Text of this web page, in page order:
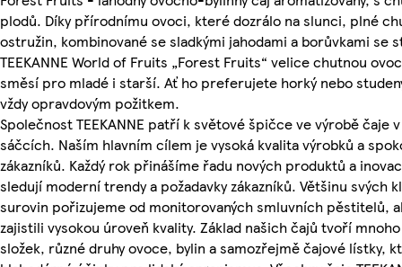
plodů. Díky přírodnímu ovoci, které dozrálo na slunci, plné
ostružin, kombinované se sladkými jahodami a borůvkami se
TEEKANNE World of Fruits „Forest Fruits“ velice chutnou
směsí pro mladé i starší. Ať ho preferujete horký nebo
vždy opravdovým požitkem.
Společnost TEEKANNE patří k světové špičce ve výrobě čaje
sáčcích. Naším hlavním cílem je vysoká kvalita výrobků a
zákazníků. Každý rok přinášíme řadu nových produktů a
sledují moderní trendy a požadavky zákazníků. Většinu svých
surovin pořizujeme od monitorovaných smluvních pěstitelů,
zajistili vysokou úroveň kvality. Základ našich čajů tvoří
složek, různé druhy ovoce, bylin a samozřejmě čajové lístky,